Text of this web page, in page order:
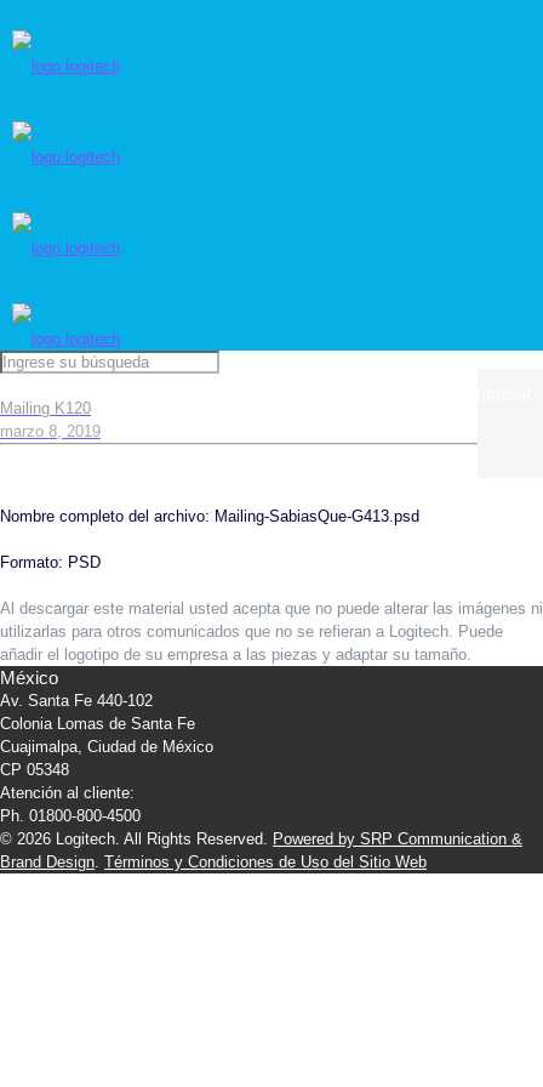
Mailing K120
marzo 8, 2019
Nombre completo del archivo: Mailing-SabiasQue-G413.psd
Formato: PSD
Al descargar este material usted acepta que no puede alterar las imágenes ni
utilizarlas para otros comunicados que no se refieran a Logitech. Puede
añadir el logotipo de su empresa a las piezas y adaptar su tamaño.
México
Av. Santa Fe 440-102
Colonia Lomas de Santa Fe
Cuajimalpa, Ciudad de México
CP 05348
Atención al cliente:
Ph. 01800-800-4500
© 2026 Logitech. All Rights Reserved. Powered by SRP Communication &
Brand Design. Términos y Condiciones de Uso del Sitio Web